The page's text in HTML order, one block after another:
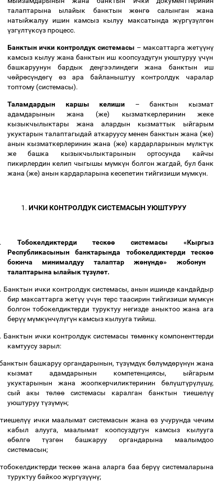
талаптарына ылайык банктын жөнгө салынган жана
натыйжалуу ишин камсыз кылуу максатында жүргүзүлгөн
үзгүлтүксүз процесс.
Банктын ички контролдук системасы – максаттарга жетүүнү
камсыз кылуу жана банктын иш коопсуздугун уюштуруу үчүн
башкаруунун бардык деңгээлиндеги жана банктын иш
чөйрөсүндөгү өз ара байланыштуу контролдук чаралар
топтому (системасы).
Таламдардын каршы келиши – банктын кызмат
адамдарынын жана (же) кызматкерлеринин жеке
кызыкчылыктары жана алардын кызматтык ыйгарым
укуктарын талаптагыдай аткаруусу менен банктын жана (же)
анын кызматкерлеринин жана (же) кардарларынын мүлктүк
же башка кызыкчылыктарынын ортосунда кайчы
пикирлердин келип чыгышы мүмкүн болгон жагдай, бул банк
жана (же) анын кардарларына кесепетин тийгизиши мүмкүн.
1. ИЧКИ КОНТРОЛДУК СИСТЕМАСЫН УЮШТУРУУ
Тобокелдиктерди тескөө системасы «Кыргыз
Республикасынын банктарында тобокелдиктерди тескөө
боюнча минималдуу талаптар жөнүндө» жобонун
талаптарына ылайык түзүлөт.
Банктын ички контролдук системасы, анын ишинде кандайдыр
бир максаттарга жетүү үчүн терс таасирин тийгизиши мүмкүн
болгон тобокелдиктерди туруктуу негизде аныктоо жана ага
берүү мүмкүнчүлүгүн камсыз кылууга тийиш.
Банктын ички контролдук системасы төмөнкүкомпоненттерди
камтуусу зарыл:
башкаруу органдарынын, түзүмдүк бөлүмдөрүнүн жана
кызмат адамдарынын компетенциясы, ыйгарым
укуктарынын жана жоопкерчиликтеринин бөлүштүрүлүшү,
сый акы төлөөсистемасы каралган банктын тиешелүү
уюштуруу түзүмүн;
тиешелүү ички маалымат системасын жанаөз учурунда чечим
кабыл алууга, маалымат коопсуздугун камсыз кылууга
өбөлгө түзгөн башкаруу органдарына маалымдоо
системасын;
тобокелдиктерди тескөө жана аларга баа берүү системаларына
туруктуу байкоо жүргүзүүнү;